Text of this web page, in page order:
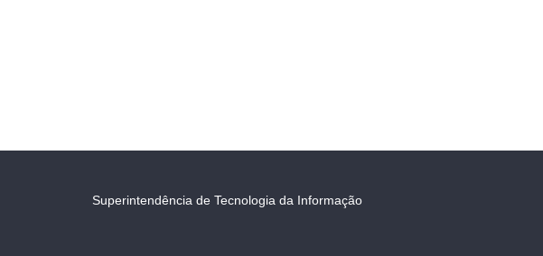
Superintendência de Tecnologia da Informação